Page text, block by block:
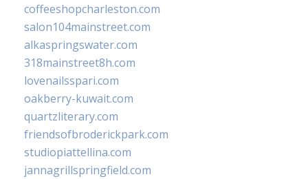
coffeeshopcharleston.com
salon104mainstreet.com
alkaspringswater.com
318mainstreet8h.com
lovenailsspari.com
oakberry-kuwait.com
quartzliterary.com
friendsofbroderickpark.com
studiopiattellina.com
jannagrillspringfield.com